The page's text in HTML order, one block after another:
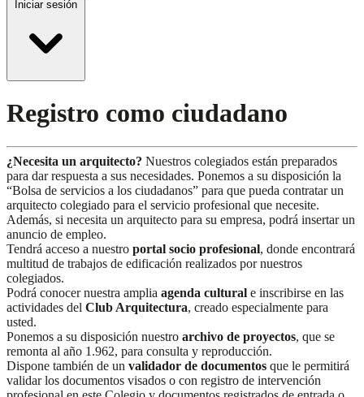
Iniciar sesión
Registro como ciudadano
¿Necesita un arquitecto? Nuestros colegiados están preparados
para dar respuesta a sus necesidades. Ponemos a su disposición la
“Bolsa de servicios a los ciudadanos” para que pueda contratar un
arquitecto colegiado para el servicio profesional que necesite.
Además, si necesita un arquitecto para su empresa, podrá insertar un
anuncio de empleo.
Tendrá acceso a nuestro portal socio profesional, donde encontrará
multitud de trabajos de edificación realizados por nuestros
colegiados.
Podrá conocer nuestra amplia agenda cultural e inscribirse en las
actividades del Club Arquitectura, creado especialmente para
usted.
Ponemos a su disposición nuestro archivo de proyectos, que se
remonta al año 1.962, para consulta y reproducción.
Dispone también de un validador de documentos que le permitirá
validar los documentos visados o con registro de intervención